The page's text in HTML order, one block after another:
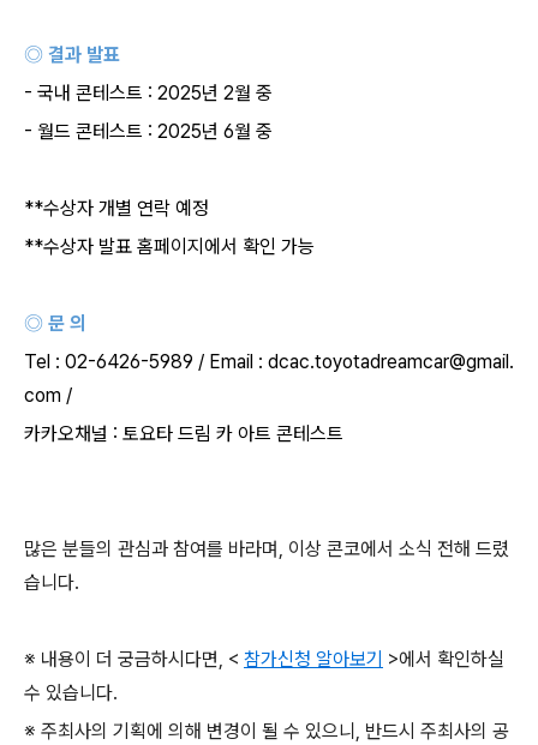
◎ 결과 발표
- 국내 콘테스트 : 2025년 2월 중
- 월드 콘테스트 : 2025년 6월 중
**수상자 개별 연락 예정
**수상자 발표 홈페이지에서 확인 가능
◎ 문 의
Tel : 02-6426-5989 / Email : dcac.toyotadreamcar@gmail.
com /
카카오채널 : 토요타 드림 카 아트 콘테스트
많은 분들의 관심과 참여를 바라며, 이상 콘코에서 소식 전해 드렸
습니다.
※ 내용이 더 궁금하시다면, < 참가신청 알아보기 >에서 확인하실
수 있습니다.
※ 주최사의 기획에 의해 변경이 될 수 있으니 , 반드시 주최사의 공